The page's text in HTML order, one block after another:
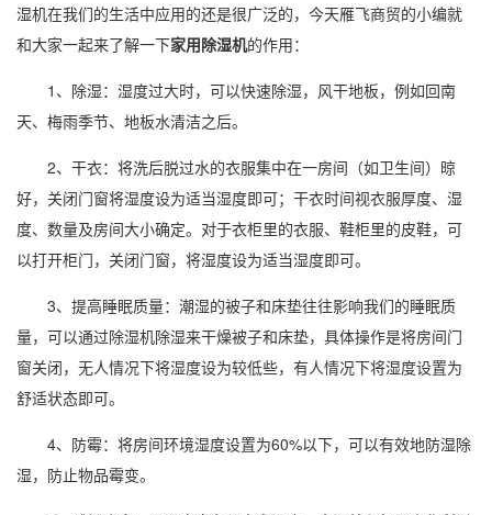
湿机在我们的生活中应用的还是很广泛的，今天雁飞商贸的小编就
和大家一起来了解一下家用除湿机的作用：
1、除湿： 湿度过大时，可以快速除湿，风干地板，例如回南
天、 梅雨季节、地板水清洁之后。
2、干衣：将洗后脱过水的衣服集中在一房间（如卫生间）晾
好，关闭门窗将湿度设为适当湿度即可；干衣时间视衣服厚度、湿
度、数量及房间大小确定。对于衣柜里的衣服、鞋柜里的皮鞋，可
以打开柜门，关闭门窗，将湿度设为适当湿度即可。
3、提高睡眠质量：潮湿的被子和床垫往往影响我们的睡眠质
量，可以通过除湿机除湿来干燥被子和床垫，具体操作是将房间门
窗关闭，无人情况下将湿度设为较低些，有人情况下将湿度设置为
舒适状态即可。
4、防霉：将房间环境湿度设置为60%以下，可以有效地防湿除
湿，防止物品霉变。